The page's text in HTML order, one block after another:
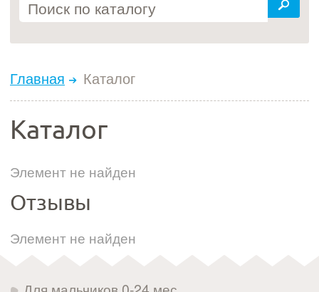
Главная Каталог
Каталог
Элемент не найден
Отзывы
Элемент не найден